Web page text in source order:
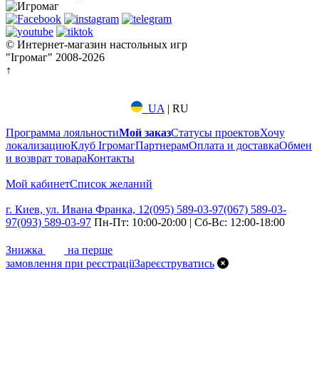
© Интернет-магазин настольных игр
"Ігромаг" 2008-2026
↑
UA | RU
Программа лояльностиМой заказСтатусы проектовХочу
локализациюКлуб ІгромагПартнерамОплата и доставкаОбмен
и возврат товараКонтакты
Мой кабинетСписок желаний
г. Киев, ул. Ивана Франка, 12(095) 589-03-97(067) 589-03-
97(093) 589-03-97 Пн-Пт: 10:00-20:00 | Сб-Вс: 12:00-18:00
Знижка
на перше
замовлення при реєстраціїЗареєструватись